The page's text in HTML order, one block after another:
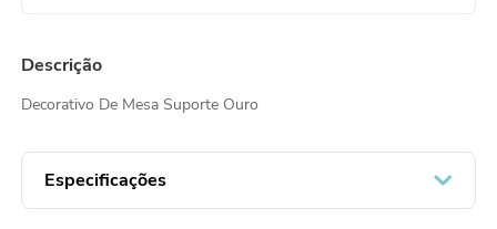
Descrição
Decorativo De Mesa Suporte Ouro
Especificações